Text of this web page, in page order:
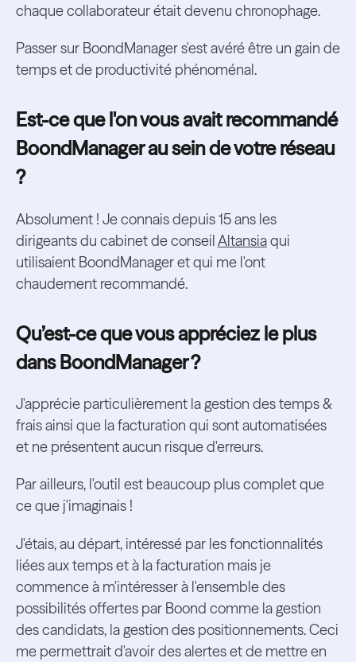
chaque collaborateur était devenu chronophage.
Passer sur BoondManager s'est avéré être un gain de
temps et de productivité phénoménal.
Est-ce que l'on vous avait recommandé
BoondManager au sein de votre réseau
?
Absolument ! Je connais depuis 15 ans les
dirigeants du cabinet de conseilAltansiaqui
utilisaient BoondManager et qui me l'ont
chaudement recommandé.
Qu’est-ce que vous appréciez le plus
dans BoondManager ?
J'apprécie particulièrement la gestion des temps &
frais ainsi que la facturation qui sont automatisées
et ne présentent aucun risque d'erreurs.
Par ailleurs, l'outil est beaucoup plus complet que
ce que j'imaginais !
J'étais, au départ, intéressé par les fonctionnalités
liées aux temps et à la facturation mais je
commence à m'intéresser à l'ensemble des
possibilités offertes par Boond comme la gestion
des candidats, la gestion des positionnements. Ceci
me permettrait d'avoir des alertes et de mettre en